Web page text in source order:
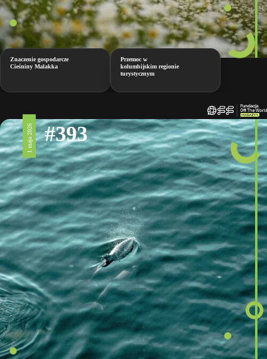
Znaczenie gospodarcze
Cieśniny Malakka
Przemoc w
kolumbijskim regionie
turystycznym
1 maja 2026 #393